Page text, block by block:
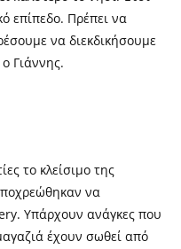
επίπεδο. Πρέπει να
να διεκδικήσουμε
Γιάννης.
το κλείσιμο της
να
Υπάρχουν ανάγκες που
έχουν σωθεί από